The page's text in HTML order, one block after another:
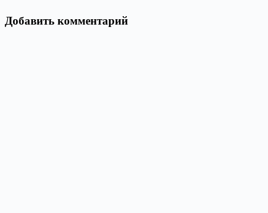
Добавить комментарий